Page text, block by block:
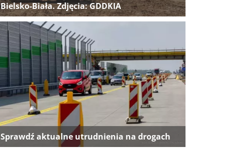
Bielsko-Biała. Zdjęcia: GDDKIA
Sprawdź aktualne utrudnienia na drogach